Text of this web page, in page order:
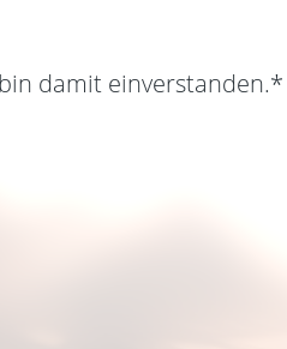
damit einverstanden.*